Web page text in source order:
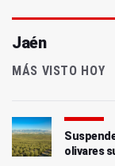
Jaén
MÁS VISTO HOY
olivares